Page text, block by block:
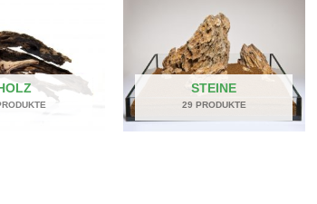
HOLZ STEINE
29 PRODUKTE